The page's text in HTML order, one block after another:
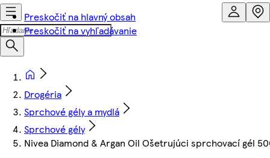
Preskočiť na hlavný obsah
Preskočiť na vyhľadávanie
Drogéria
Sprchové gély a mydlá
Sprchové gély
Nivea Diamond & Argan Oil Ošetrujúci sprchovací gél